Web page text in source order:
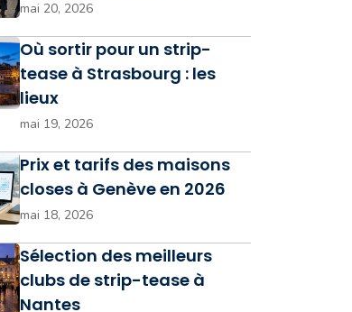
mai 20, 2026
Où sortir pour un strip-
tease à Strasbourg : les
lieux
mai 19, 2026
Prix et tarifs des maisons
closes à Genève en 2026
mai 18, 2026
Sélection des meilleurs
clubs de strip-tease à
Nantes